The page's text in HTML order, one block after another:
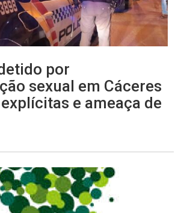
por
sexual em Cáceres
e ameaça de